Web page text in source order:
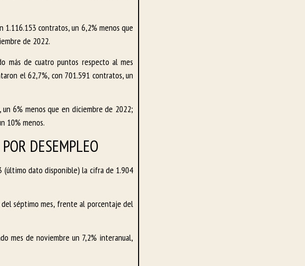
contratos, un 6,2% menos que
de 2022.
más de cuatro puntos respecto al mes
el 62,7%, con 701.591 contratos, un
6% menos que en diciembre de 2022;
10% menos.
DESEMPLEO
(último dato disponible) la cifra de 1.904
séptimo mes, frente al porcentaje del
mes de noviembre un 7,2% interanual,